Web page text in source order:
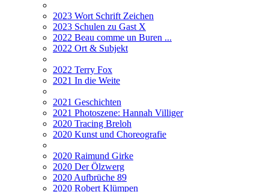
2023 Wort Schrift Zeichen
2023 Schulen zu Gast X
2022 Beau comme un Buren ...
2022 Ort & Subjekt
2022 Terry Fox
2021 In die Weite
2021 Geschichten
2021 Photoszene: Hannah Villiger
2020 Tracing Breloh
2020 Kunst und Choreografie
2020 Raimund Girke
2020 Der Ölzwerg
2020 Aufbrüche 89
2020 Robert Klümpen